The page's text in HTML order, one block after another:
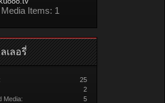
Media Items: 1
เลอรี่
25
2
Media:
5